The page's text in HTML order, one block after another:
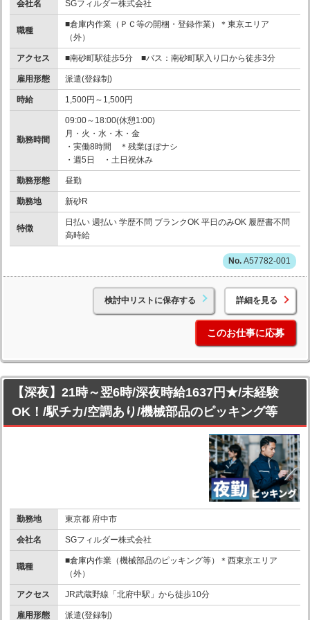
会社名 SGフィルダー株式会社
職種
■倉庫内作業（ＰＣ等の開梱・登録作業）＊東京エリア
（外）
アクセス ■南砂町駅徒歩5分 ■バス：南砂町駅入り口から徒歩3分
雇用形態 派遣(登録制)
時給 1,500円～1,500円
勤務時間
09:00～18:00(休憩1:00)
月・火・水・木・金
・実働8時間 ＊残業ほぼナシ
・週5日 ・土日祝休み
勤務形態 昼勤
勤務地 新砂R
特徴
日払い 週払い 学歴不問 ブランクOK 平日のみOK 履歴書不問
高時給
A57782-001
検討中リストに保存する 詳細を見る
このお仕事に応募
【深夜】21時～翌6時/深夜時給1637円★/未経験
OK！/駅チカ/空調あり/機械部品のピッキング等
勤務地 東京都 府中市
会社名 SGフィルダー株式会社
職種
■倉庫内作業（機械部品のピッキング等）＊西東京エリア
（外）
アクセス JR武蔵野線「北府中駅」から徒歩10分
雇用形態 派遣(登録制)